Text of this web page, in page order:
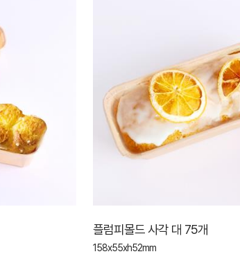
플럼피몰드 사각 대 75개
158x55xh52mm